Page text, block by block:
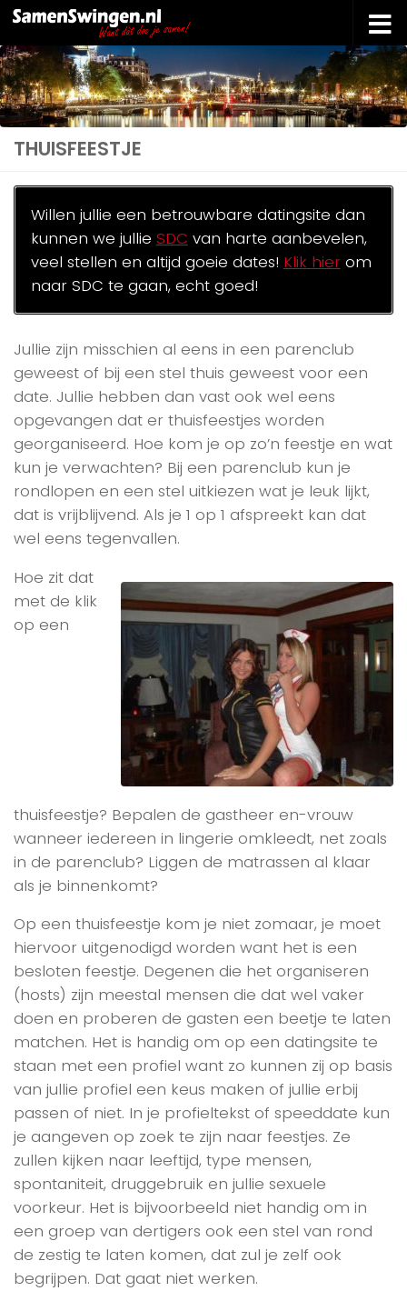
Doorgaan naar inhoud
THUISFEESTJE
Willen jullie een betrouwbare datingsite dan
kunnen we jullie SDC van harte aanbevelen,
veel stellen en altijd goeie dates! Klik hierom
naar SDC te gaan, echt goed!
Jullie zijn misschien al eens in een parenclub
geweest of bij een stel thuis geweest voor een
date. Jullie hebben dan vast ook wel eens
opgevangen dat er thuisfeestjes worden
georganiseerd. Hoe kom je op zo’n feestje en wat
kun je verwachten? Bij een parenclub kun je
rondlopen en een stel uitkiezen wat je leuk lijkt,
dat is vrijblijvend. Als je 1 op 1 afspreekt kan dat
wel eens tegenvallen.
Hoe zit dat
met de klik
op een
thuisfeestje? Bepalen de gastheer en-vrouw
wanneer iedereen in lingerie omkleedt, net zoals
in de parenclub? Liggen de matrassen al klaar
als je binnenkomt?
Op een thuisfeestje kom je niet zomaar, je moet
hiervoor uitgenodigd worden want het is een
besloten feestje. Degenen die het organiseren
(hosts) zijn meestal mensen die dat wel vaker
doen en proberen de gasten een beetje te laten
matchen. Het is handig om op een datingsite te
staan met een profiel want zo kunnen zij op basis
van jullie profiel een keus maken of jullie erbij
passen of niet. In je profieltekst of speeddate kun
je aangeven op zoek te zijn naar feestjes. Ze
zullen kijken naar leeftijd, type mensen,
spontaniteit, druggebruik en jullie sexuele
voorkeur. Het is bijvoorbeeld niet handig om in
een groep van dertigers ook een stel van rond
de zestig te laten komen, dat zul je zelf ook
begrijpen. Dat gaat niet werken.